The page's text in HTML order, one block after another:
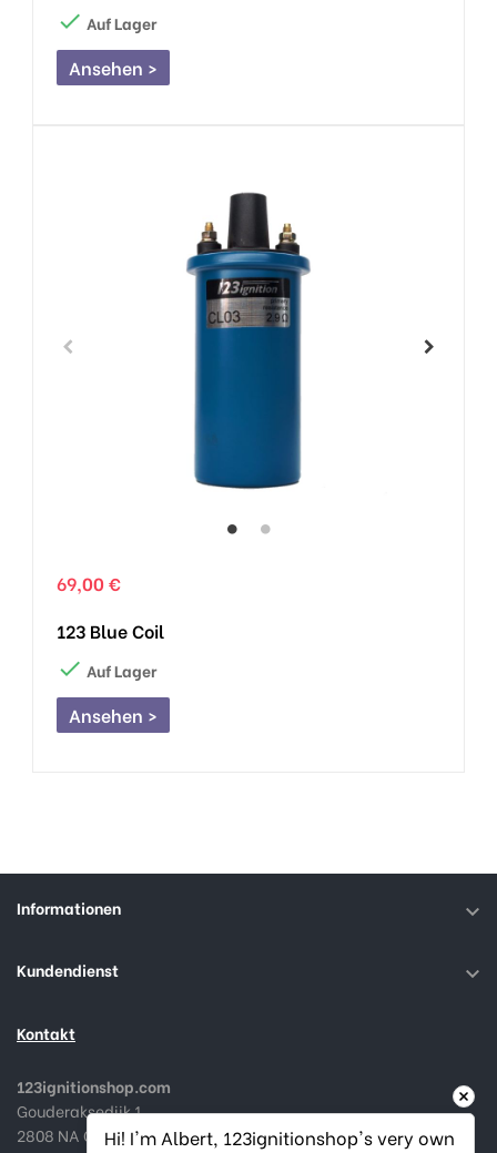
 Auf Lager
Ansehen >
69,00 €
123 Blue Coil
 Auf Lager
Ansehen >
Informationen 
Kundendienst 
Kontakt
123ignitionshop.com
Gouderaksedijk 1
2808 NA Gouda, Niederlande
Hi! I'm Albert, 123ignitionshop's very own